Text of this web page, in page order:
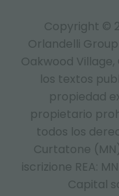
Copyright ©
Orlandelli
Oakwood Village,
los textos
propiedad
propietario
todos los
Curtatone
iscrizione REA:
Capital